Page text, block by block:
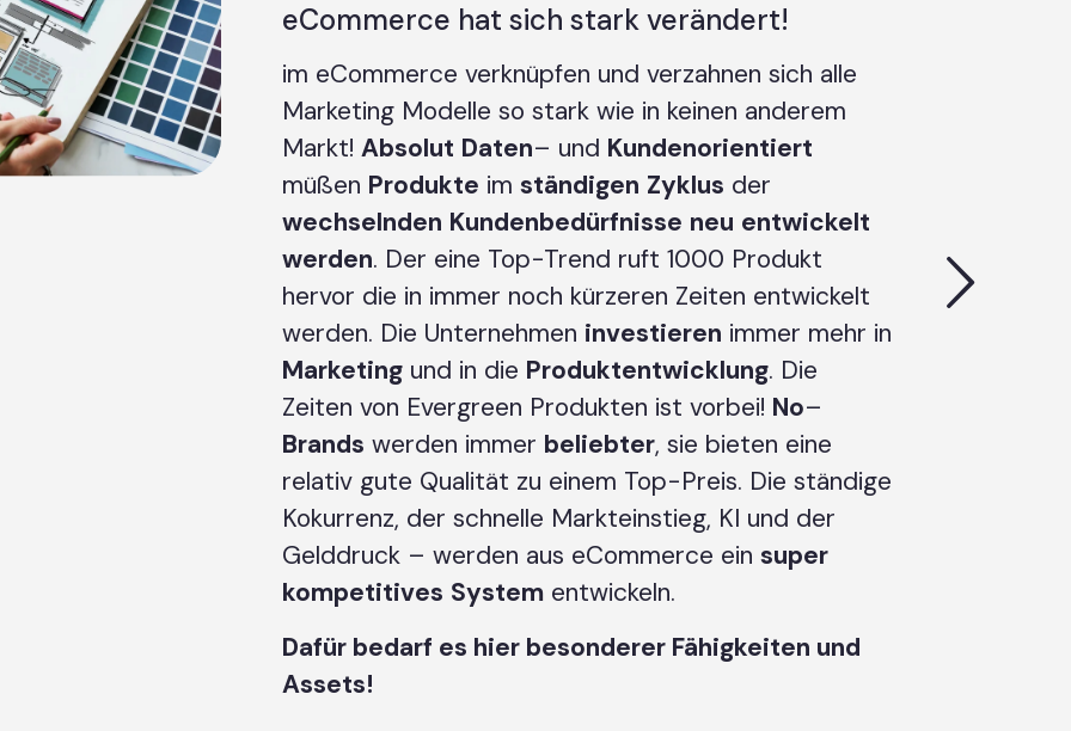
eCommerce hat sich stark verändert!
im eCommerce verknüpfen und verzahnen sich alle
Marketing Modelle so stark wie in keinen anderem
Markt!Absolut Daten– und Kundenorientiert
müßen Produkte imständigen Zyklus der
wechselnden Kundenbedürfnisse neu entwickelt
werden. Der eine Top-Trend ruft 1000 Produkt
hervor die in immer noch kürzeren Zeiten entwickelt
werden. Die Unternehmen investieren immer mehr in
Marketing und in die Produktentwicklung. Die
Zeiten von Evergreen Produkten ist vorbei! No–
Brands werden immer beliebter, sie bieten eine
relativ gute Qualität zu einem Top-Preis. Die ständige
Kokurrenz, der schnelle Markteinstieg, KI und der
Gelddruck – werden aus eCommerce einsuper
kompetitives System entwickeln.
Dafür bedarf es hier besonderer Fähigkeiten und
Assets!